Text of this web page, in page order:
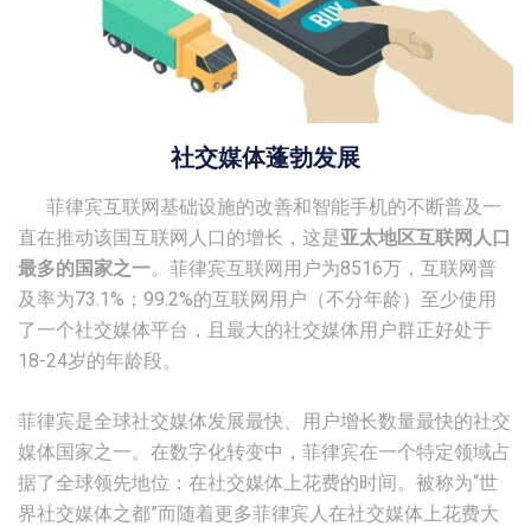
社交媒体蓬勃发展
菲律宾互联网基础设施的改善和智能手机的不断普及一
直在推动该国互联网人口的增长，这是亚太地区互联网人口
最多的国家之一。菲律宾互联网用户为8516万，互联网普
及率为73.1%；99.2%的互联网用户（不分年龄）至少使用
了一个社交媒体平台，且最大的社交媒体用户群正好处于
18-24岁的年龄段。
菲律宾是全球社交媒体发展最快、用户增长数量最快的社交
媒体国家之一。在数字化转变中，菲律宾在一个特定领域占
据了全球领先地位：在社交媒体上花费的时间。被称为“世
界社交媒体之都”而随着更多菲律宾人在社交媒体上花费大